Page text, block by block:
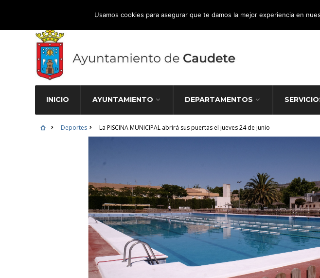
Atención Ciudadana 965 827 000
INICIO AYUNTAMIENTO DEPARTAMENTOS
Deportes La PISCINA MUNICIPAL abrirá sus puertas el jueves 24 de junio
Usamos cookies para asegurar que te damos la mejor experiencia en